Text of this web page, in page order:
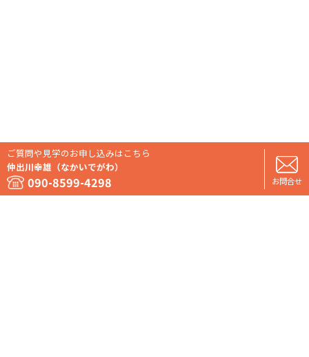
ご質問や見学のお申し込みはこちら
仲出川幸雄（なかいでがわ）
090-8599-4298 お問合せ